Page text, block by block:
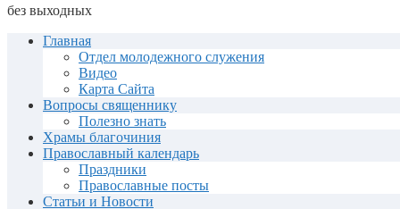
без выходных
Главная
Отдел молодежного служения
Видео
Карта Сайта
Вопросы священнику
Полезно знать
Храмы благочиния
Православный календарь
Праздники
Православные посты
Статьи и Новости